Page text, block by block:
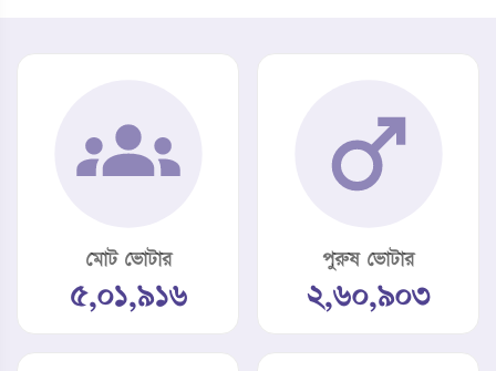
মোট ভোটার
৫,০১,৯১৬
পুরুষ ভোটার
২,৬০,৯০৩